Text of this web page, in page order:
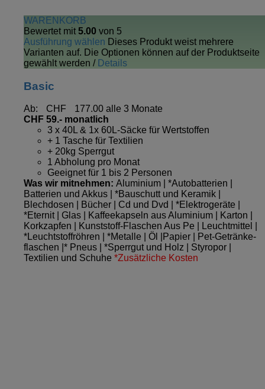
WARENKORB
Bewertet mit 5.00 von 5
Ausführung wählen Dieses Produkt weist mehrere
Varianten auf. Die Optionen können auf der Produktseite
gewählt werden / Details
Basic
Ab: CHF 177.00 alle 3 Monate
CHF 59.- monatlich
3 x 40L & 1x 60L-Säcke für Wertstoffen
+ 1 Tasche für Textilien
+ 20kg Sperrgut
1 Abholung pro Monat
Geeignet für 1 bis 2 Personen
Was wir mitnehmen: Aluminium | *Autobatterien |
Batterien und Akkus | *Bauschutt und Keramik |
Blechdosen | Bücher | Cd und Dvd | *Elektrogeräte |
*Eternit | Glas | Kaffeekapseln aus Aluminium | Karton |
Korkzapfen | Kunststoff-Flaschen Aus Pe | Leuchtmittel |
*Leuchtstoffröhren | *Metalle | Öl |Papier | Pet-Getränke­
flaschen |* Pneus | *Sperrgut und Holz | Styropor |
Textilien und Schuhe *Zusätzliche Kosten